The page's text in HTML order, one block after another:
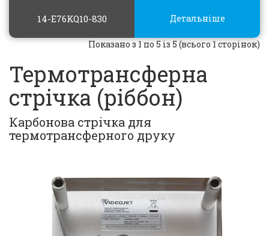
14-E76KQ10-830 Детальніше
Показано з 1 по 5 із 5 (всього 1 сторінок)
Термотрансферна
стрічка (ріббон)
Карбонова стрічка для
термотрансферного друку